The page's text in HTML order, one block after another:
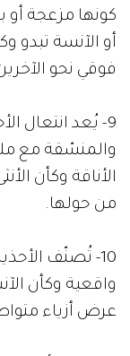
كونها مزعجة أو
أو الآنسة تبدو
فوقي نحو
9- يُعد انتعال
والمنسّقة مع
الأناقة وكأن
من حولها.
10- تُصنّف الأحذية العصرية جداً والـ
واقعية وكأن
عرض أزياء